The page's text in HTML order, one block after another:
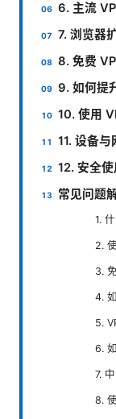
6. 主流
7. 浏览器
8. 免费
9. 如何提
10. 使用
11. 设备
12. 安全
常见问题
1.
2.
3.
4.
5.
6.
7.
8.